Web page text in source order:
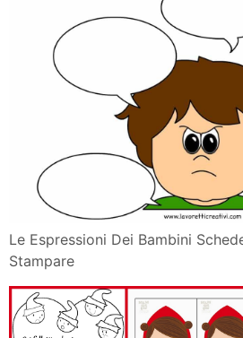
Le Espressioni Dei Bambini
Stampare